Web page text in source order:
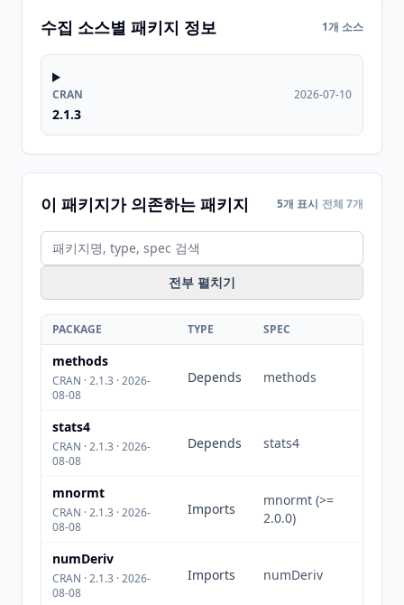
수집 소스별 패키지 정보 1개 소스
CRAN
2.1.3
2026-07-10
이 패키지가 의존하는 패키지 5개 표시 전체 7개
전부 펼치기
PACKAGE TYPE SPEC
methods
CRAN · 2.1.3 · 2026-
08-08
Depends methods
stats4
CRAN · 2.1.3 · 2026-
08-08
Depends stats4
mnormt
CRAN · 2.1.3 · 2026-
08-08
Imports
mnormt (>=
2.0.0)
numDeriv
CRAN · 2.1.3 · 2026-
08-08
Imports numDeriv